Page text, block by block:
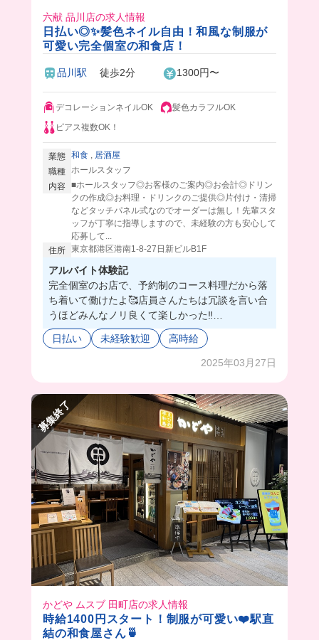
六献 品川店の求人情報
日払い◎✨髪色ネイル自由！和風な制服が
可愛い完全個室の和食店！
品川駅 徒歩2分 1300円〜
デコレーションネイルOK
髪色カラフルOK
ピアス複数OK！
業態 和食 , 居酒屋
職種 ホールスタッフ
内容 ■ホールスタッフ◎お客様のご案内◎お会計◎ドリン
クの作成◎お料理・ドリンクのご提供◎片付け・清掃
などタッチパネル式なのでオーダーは無し！先輩スタ
ッフが丁寧に指導しますので、未経験の方も安心して
応募して...
住所 東京都港区港南1-8-27日新ビルB1F
アルバイト体験記
完全個室のお店で、予約制のコース料理だから落
ち着いて働けたよ🥰店員さんたちは冗談を言い合
うほどみんなノリ良くて楽しかった‼️
まかないはお魚料理で定食ボリュームの量が出て
きてびっくり😳とっても美味しかった🥰
日払い 未経験歓迎 高時給
2025年03月27日
募集終了
かどや ムスブ 田町店の求人情報
時給1400円スタート！制服が可愛い❤️駅直
結の和食屋さん🍵